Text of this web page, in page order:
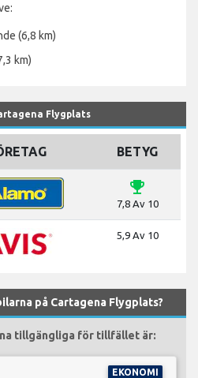
(6,8 km)
km)
Flygplats
BETYG
emoji_events
7,8 Av 10
5,9 Av 10
på Cartagena Flygplats?
tillgängliga för tillfället är:
EKONOMI